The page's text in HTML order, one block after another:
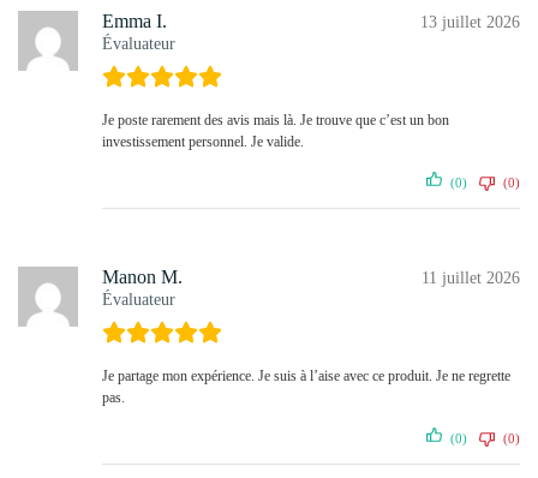
Emma I.
Évaluateur
13 juillet 2026
Je poste rarement des avis mais là. Je trouve que c’est un bon
investissement personnel. Je valide.
(0) (0)
Manon M.
Évaluateur
11 juillet 2026
Je partage mon expérience. Je suis à l’aise avec ce produit. Je ne regrette
pas.
(0) (0)